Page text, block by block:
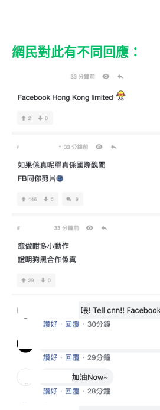
網民對此有不同回應：